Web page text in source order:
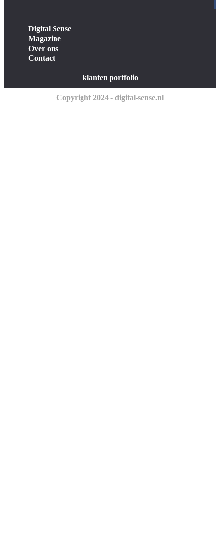
Digital Sense
Magazine
Over ons
Contact
klanten portfolio
Copyright 2024 - digital-sense.nl